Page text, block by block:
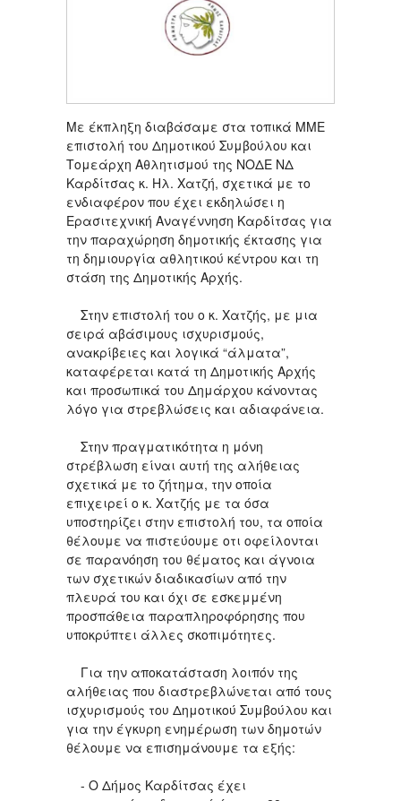
Με έκπληξη διαβάσαμε στα τοπικά ΜΜΕ
επιστολή του Δημοτικού Συμβούλου και
Τομεάρχη Αθλητισμού της ΝΟΔΕ ΝΔ
Καρδίτσας κ. Ηλ. Χατζή, σχετικά με το
ενδιαφέρον που έχει εκδηλώσει η
Ερασιτεχνική Αναγέννηση Καρδίτσας για
την παραχώρηση δημοτικής έκτασης για
τη δημιουργία αθλητικού κέντρου και τη
στάση της Δημοτικής Αρχής.
Στην επιστολή του ο κ. Χατζής, με μια
σειρά αβάσιμους ισχυρισμούς,
ανακρίβειες και λογικά “άλματα”,
καταφέρεται κατά τη Δημοτικής Αρχής
και προσωπικά του Δημάρχου κάνοντας
λόγο για στρεβλώσεις και αδιαφάνεια.
Στην πραγματικότητα η μόνη
στρέβλωση είναι αυτή της αλήθειας
σχετικά με το ζήτημα, την οποία
επιχειρεί ο κ. Χατζής με τα όσα
υποστηρίζει στην επιστολή του, τα οποία
θέλουμε να πιστεύουμε οτι οφείλονται
σε παρανόηση του θέματος και άγνοια
των σχετικών διαδικασίων από την
πλευρά του και όχι σε εσκεμμένη
προσπάθεια παραπληροφόρησης που
υποκρύπτει άλλες σκοπιμότητες.
Για την αποκατάσταση λοιπόν της
αλήθειας που διαστρεβλώνεται από τους
ισχυρισμούς του Δημοτικού Συμβούλου και
για την έγκυρη ενημέρωση των δημοτών
θέλουμε να επισημάνουμε τα εξής:
- Ο Δήμος Καρδίτσας έχει